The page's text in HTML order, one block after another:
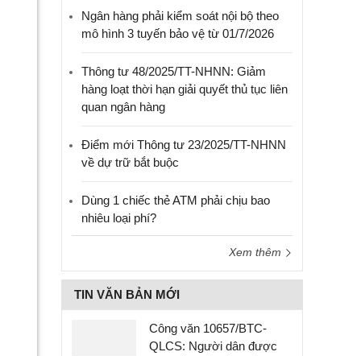
Ngân hàng phải kiểm soát nội bộ theo
mô hình 3 tuyến bảo vệ từ 01/7/2026
Thông tư 48/2025/TT-NHNN: Giảm
hàng loạt thời hạn giải quyết thủ tục liên
quan ngân hàng
Điểm mới Thông tư 23/2025/TT-NHNN
về dự trữ bắt buộc
Dùng 1 chiếc thẻ ATM phải chịu bao
nhiêu loại phí?
Xem thêm
TIN VĂN BẢN MỚI
Công văn 10657/BTC-
QLCS: Người dân được